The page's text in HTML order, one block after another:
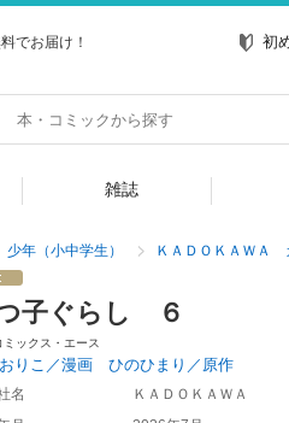
でお届け！ 初
雑誌
少年（小中学生） ＫＡＤＯＫＡＷＡ
子ぐらし ６
ミックス・エース
りこ／漫画 ひのひまり／原作
名
ＫＡＤＯＫＡＷＡ